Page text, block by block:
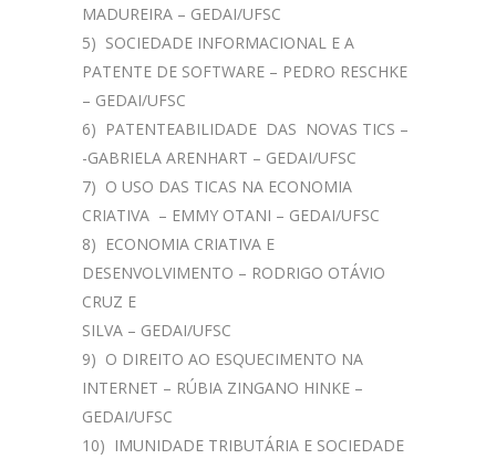
MADUREIRA – GEDAI/UFSC
5) SOCIEDADE INFORMACIONAL E A
PATENTE DE SOFTWARE – PEDRO RESCHKE
– GEDAI/UFSC
6) PATENTEABILIDADE DAS NOVAS TICS –
-GABRIELA ARENHART – GEDAI/UFSC
7) O USO DAS TICAS NA ECONOMIA
CRIATIVA – EMMY OTANI – GEDAI/UFSC
8) ECONOMIA CRIATIVA E
DESENVOLVIMENTO – RODRIGO OTÁVIO
CRUZ E
SILVA – GEDAI/UFSC
9) O DIREITO AO ESQUECIMENTO NA
INTERNET – RÚBIA ZINGANO HINKE –
GEDAI/UFSC
10) IMUNIDADE TRIBUTÁRIA E SOCIEDADE